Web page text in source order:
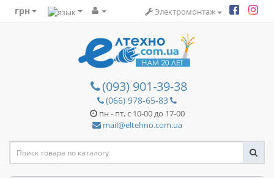
грн Электромонтаж
(093) 901-39-38
(066) 978-65-83
пн - пт, с 10-00 до 17-00
mail@eltehno.com.ua